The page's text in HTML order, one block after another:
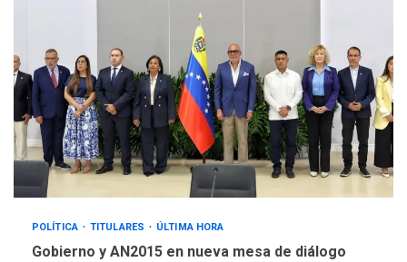
POLÍTICA TITULARES ÚLTIMA HORA
Gobierno y AN2015 en nueva mesa de diálogo